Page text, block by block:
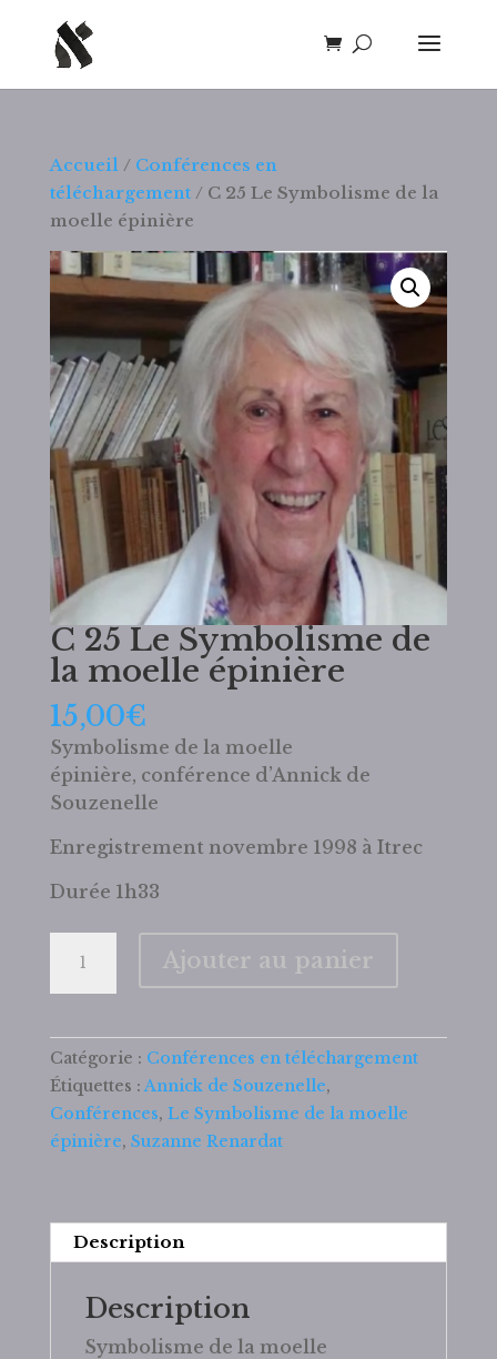
Accueil/ Conférences en
téléchargement/ C 25 Le Symbolisme de la
moelle épinière
C 25 Le Symbolisme de
la moelle épinière
15,00€
Symbolisme de la moelle
épinière, conférence d’Annick de
Souzenelle
Enregistrement novembre 1998 à Itrec
Durée 1h33
C
Le
Symbolisme
de
la
Ajouter au panier
Catégorie : Conférences en téléchargement
Étiquettes :Annick de Souzenelle,
Conférences, Le Symbolisme de la moelle
épinière, Suzanne Renardat
Description
Description
Symbolisme de la moelle